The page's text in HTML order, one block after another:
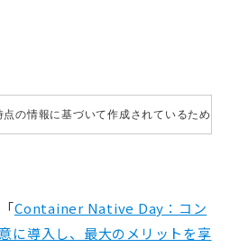
の情報に基づいて作成されているため、
Container Native Day：コン
導入し、最大のメリットを享